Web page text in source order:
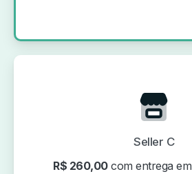
Seller C
R$ 260,00com entrega em